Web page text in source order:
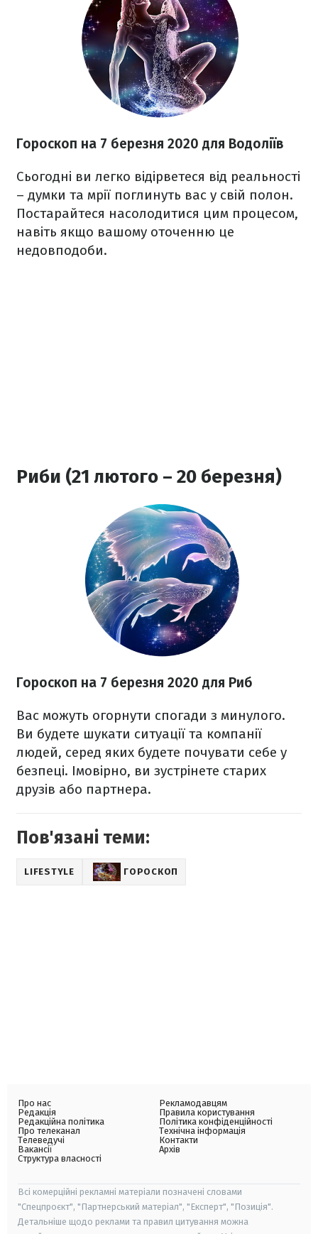
Гороскоп на 7 березня 2020 для Водоліїв
Сьогодні ви легко відірветеся від реальності
– думки та мрії поглинуть вас у свій полон.
Постарайтеся насолодитися цим процесом,
навіть якщо вашому оточенню це
недовподоби.
Риби (21 лютого – 20 березня)
Гороскоп на 7 березня 2020 для Риб
Вас можуть огорнути спогади з минулого.
Ви будете шукати ситуації та компанії
людей, серед яких будете почувати себе у
безпеці. Імовірно, ви зустрінете старих
друзів або партнера.
Пов'язані теми:
LIFESTYLE ГОРОСКОП
Про нас
Редакція
Редакційна політика
Про телеканал
Телеведучі
Вакансії
Структура власності
Рекламодавцям
Правила користування
Політика конфіденційності
Технічна інформація
Контакти
Архів
Всі комерційні рекламні матеріали позначені словами
"Спецпроєкт", "Партнерський матеріал", "Експерт", "Позиція".
Детальніше щодо реклами та правил цитування можна